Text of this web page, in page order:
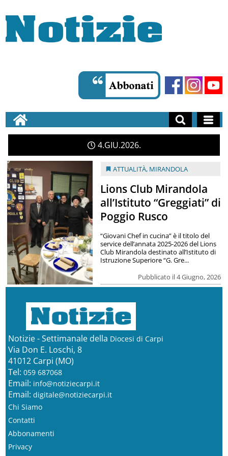
4 GIU 2026
ATTUALITÀ, MIRANDOLA
Lions Club Mirandola
all’Istituto “Greggiati” di
Poggio Rusco
Pubblicato il 4 Giugno, 2026
“Giovani Chef in cucina” è il titolo del
service dell’annata 2025-2026 del Lions
Club Mirandola destinato all’Istituto di
Istruzione Superiore “G. Gre...
Notizie - Settimanale della Diocesi di Carpi
Via Don E. Loschi, 8
41012 Carpi (MO)
Tel: 059 687068
Email: info@notiziecarpi.it
Email: digitale@notiziecarpi.it
Chi Siamo
Contatti
Abbonamenti
Privacy